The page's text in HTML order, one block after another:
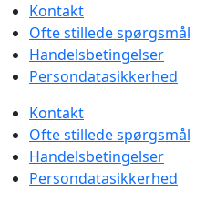
Kontakt
Ofte stillede spørgsmål
Handelsbetingelser
Persondatasikkerhed
Kontakt
Ofte stillede spørgsmål
Handelsbetingelser
Persondatasikkerhed